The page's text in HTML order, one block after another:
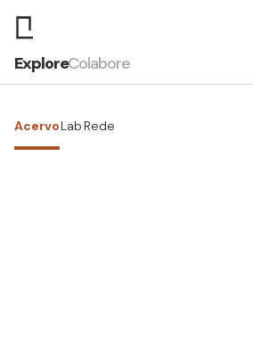
ExploreColabore
AcervoLab Rede